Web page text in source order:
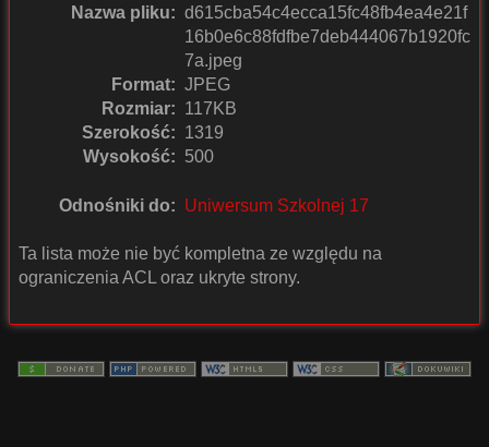
Nazwa pliku: d615cba54c4ecca15fc48fb4ea4e21f
16b0e6c88fdfbe7deb444067b1920fc
7a.jpeg
Format: JPEG
Rozmiar: 117KB
Szerokość: 1319
Wysokość: 500
Odnośniki do: Uniwersum Szkolnej 17
Ta lista może nie być kompletna ze względu na
ograniczenia ACL oraz ukryte strony.